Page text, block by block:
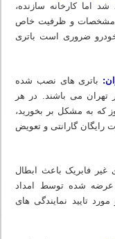
اما کارخانه سازنده،
مشخصات و ظرفیت خاص
ضروری است باتری
باتری های نصب شده
در سطح شهر تهران می باشند. در هر
که به مشکل بر بخورید،
رایگان گارانتی و تعویض
غیر فابریک باعث ابطال
عرضه شده توسط امداد
مورد تایید نمایندگی های